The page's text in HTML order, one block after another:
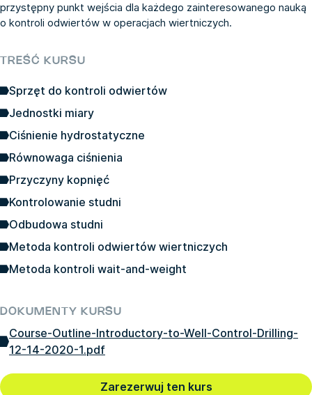
przystępny punkt wejścia dla każdego zainteresowanego nauką
o kontroli odwiertów w operacjach wiertniczych.
TREŚĆ KURSU
Sprzęt do kontroli odwiertów
Jednostki miary
Ciśnienie hydrostatyczne
Równowaga ciśnienia
Przyczyny kopnięć
Kontrolowanie studni
Odbudowa studni
Metoda kontroli odwiertów wiertniczych
Metoda kontroli wait-and-weight
DOKUMENTY KURSU
Course-Outline-Introductory-to-Well-Control-Drilling-
12-14-2020-1.pdf
Zarezerwuj ten kurs